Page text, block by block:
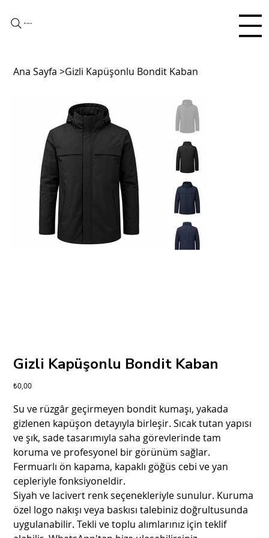
Arama
Ana Sayfa >Gizli Kapüşonlu Bondit Kaban
Gizli Kapüşonlu Bondit Kaban
Fiyat
₺0,00
Su ve rüzgâr geçirmeyen bondit kumaşı, yakada
gizlenen kapüşon detayıyla birleşir. Sıcak tutan yapısı
ve şık, sade tasarımıyla saha görevlerinde tam
koruma ve profesyonel bir görünüm sağlar.
Fermuarlı ön kapama, kapaklı göğüs cebi ve yan
cepleriyle fonksiyoneldir.
Siyah ve lacivert renk seçenekleriyle sunulur. Kuruma
özel logo nakışı veya baskısı talebiniz doğrultusunda
uygulanabilir. Tekli ve toplu alımlarınız için teklif